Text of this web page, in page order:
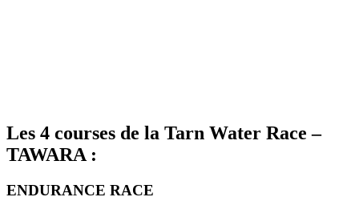
Les 4 courses de la Tarn Water Race –
TAWARA :
ENDURANCE RACE